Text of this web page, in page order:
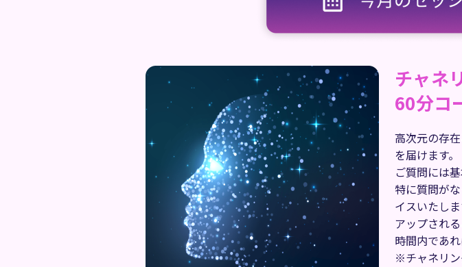
チャネ
60分コ
高次元の存
を届けます。
ご質問には
特に質問が
イスいたし
アップされ
時間内であ
※チャネリン